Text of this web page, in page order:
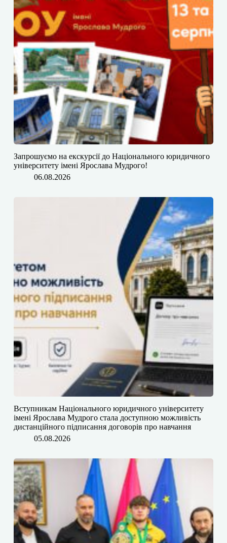
​​Запрошуємо на екскурсії до Національного юридичного
університету імені Ярослава Мудрого!
06.08.2026
​​Вступникам Національного юридичного університету
імені Ярослава Мудрого⁠ стала доступною можливість
дистанційного підписання договорів про навчання
05.08.2026